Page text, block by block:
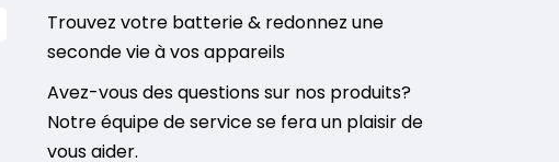
Trouvez votre batterie & redonnez une
seconde vie à vos appareils
Avez-vous des questions sur nos produits?
Notre équipe de service se fera un plaisir de
vous aider.